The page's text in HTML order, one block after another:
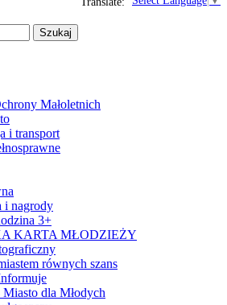
Szukaj
Małoletnich
i transport
i nagrody
3+
KARTA MŁODZIEŻY
równych szans
dla Młodych